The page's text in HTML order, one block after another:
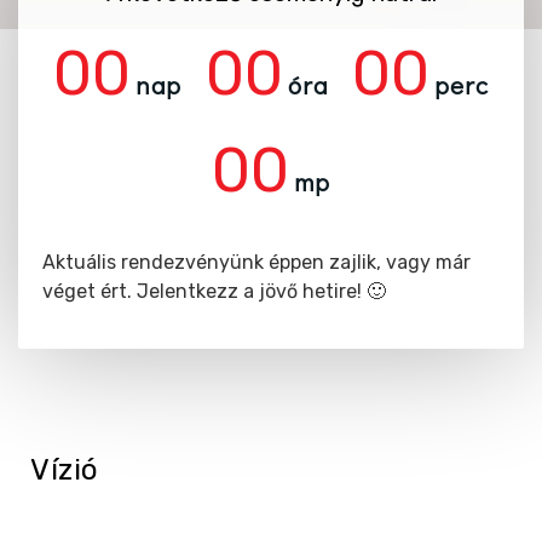
00 nap 00 óra 00 perc
00 mp
Aktuális rendezvényünk éppen zajlik, vagy már
véget ért. Jelentkezz a jövő hetire! 🙂
Vízió